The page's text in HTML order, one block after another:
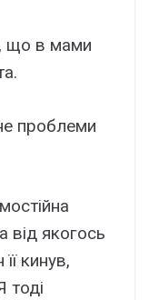
що в мами
проблеми
від якогось
кинув,
тоді